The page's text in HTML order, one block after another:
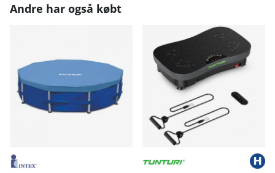
Andre har også købt